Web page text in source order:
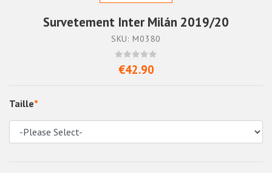
Survetement Inter Milán 2019/20
SKU: M0380
€42.90
Taille*